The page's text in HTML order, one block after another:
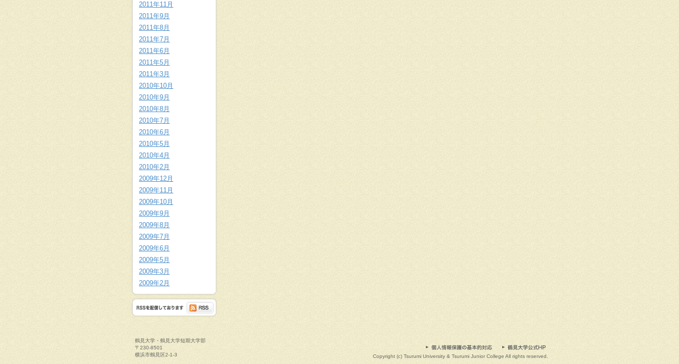
2011年11月
2011年9月
2011年8月
2011年7月
2011年6月
2011年5月
2011年3月
2010年10月
2010年9月
2010年8月
2010年7月
2010年6月
2010年5月
2010年4月
2010年2月
2009年12月
2009年11月
2009年10月
2009年9月
2009年8月
2009年7月
2009年6月
2009年5月
2009年3月
2009年2月
鶴見大学・鶴見大学短期大学部
〒230-8501
横浜市鶴見区2-1-3
Copyright (c) Tsurumi University & Tsurumi Junior College All rights reserved.